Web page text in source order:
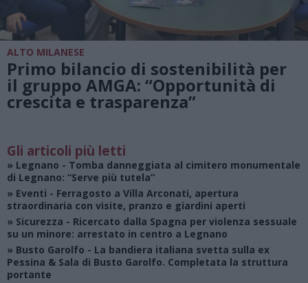
ALTO MILANESE
Primo bilancio di sostenibilità per
il gruppo AMGA: “Opportunità di
crescita e trasparenza”
Gli articoli più letti
» Legnano - Tomba danneggiata al cimitero monumentale
di Legnano: “Serve più tutela”
» Eventi - Ferragosto a Villa Arconati, apertura
straordinaria con visite, pranzo e giardini aperti
» Sicurezza - Ricercato dalla Spagna per violenza sessuale
su un minore: arrestato in centro a Legnano
» Busto Garolfo - La bandiera italiana svetta sulla ex
Pessina & Sala di Busto Garolfo. Completata la struttura
portante